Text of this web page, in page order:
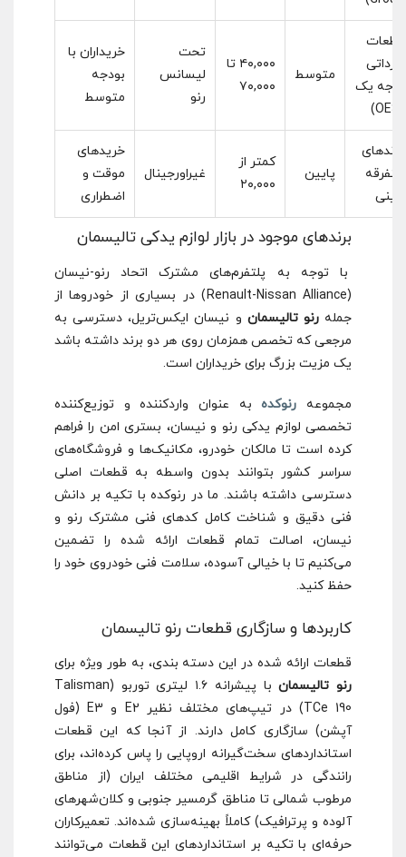
قطعات
وارداتی
درجه یک
متوسط
۴۰,۰۰۰ تا
۷۰,۰۰۰
تحت
لیسانس
رنو
خریداران با
بودجه
متوسط
برندهای
متفرقه
چینی
پایین
کمتر از
۲۰,۰۰۰
غیراورجینال
خریدهای
موقت و
اضطراری
برندهای موجود در بازار لوازم یدکی تالیسمان
با توجه به پلتفرم‌های مشترک اتحاد رنو-نیسان
(Renault-Nissan Alliance) در بسیاری از خودروها از
جمله رنو تالیسمان و نیسان ایکس‌تریل، دسترسی به
مرجعی که تخصص همزمان روی هر دو برند داشته باشد
یک مزیت بزرگ برای خریداران است.
مجموعه رنوکدهبه عنوان واردکننده و توزیع‌کننده
تخصصی لوازم یدکی رنو و نیسان، بستری امن را فراهم
کرده است تا مالکان خودرو، مکانیک‌ها و فروشگاه‌های
سراسر کشور بتوانند بدون واسطه به قطعات اصلی
دسترسی داشته باشند. ما در رنوکده با تکیه بر دانش
فنی دقیق و شناخت کامل کدهای فنی مشترک رنو و
نیسان، اصالت تمام قطعات ارائه شده را تضمین
می‌کنیم تا با خیالی آسوده، سلامت فنی خودروی خود را
حفظ کنید.
کاربردها و سازگاری قطعات رنو تالیسمان
قطعات ارائه شده در این دسته بندی، به طور ویژه برای
رنو تالیسمان
با پیشرانه ۱.۶ لیتری توربو (Talisman
TCe 190) در تیپ‌های مختلف نظیر E2 و E3 (فول
آپشن) سازگاری کامل دارند. از آنجا که این قطعات
استانداردهای سخت‌گیرانه اروپایی را پاس کرده‌اند، برای
رانندگی در شرایط اقلیمی مختلف ایران (از مناطق
مرطوب شمالی تا مناطق گرمسیر جنوبی و کلان‌شهرهای
آلوده و پرترافیک) کاملاً بهینه‌سازی شده‌اند. تعمیرکاران
حرفه‌ای با تکیه بر استانداردهای این قطعات می‌توانند